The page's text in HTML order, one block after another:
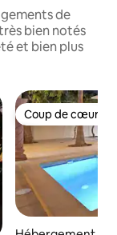
de
bien notés
et bien plus
Coup de cœur
Coup de cœur